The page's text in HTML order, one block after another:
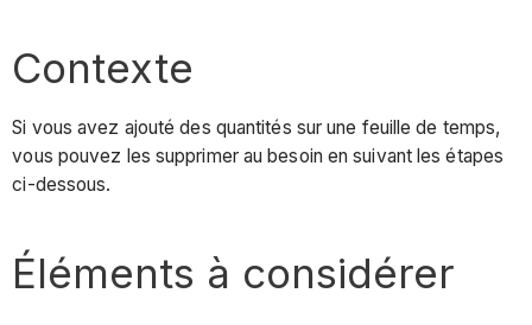
Contexte
Si vous avez ajouté des quantités sur une feuille de temps,
vous pouvez les supprimer au besoin en suivant les étapes
ci-dessous.
Éléments à considérer